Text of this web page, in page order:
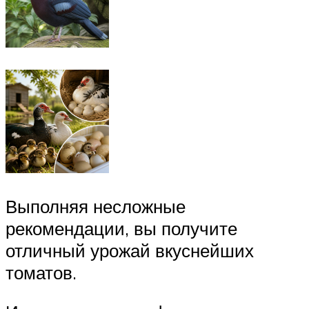
Выполняя несложные
рекомендации, вы получите
отличный урожай вкуснейших
томатов.